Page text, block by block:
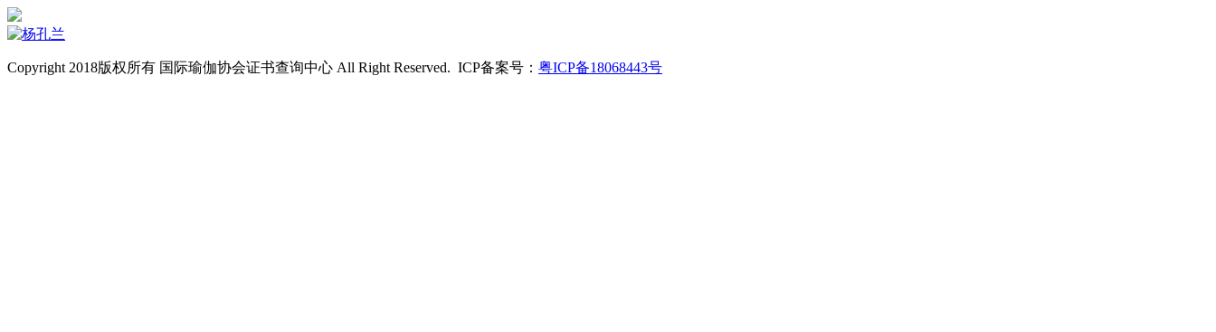
Copyright 2018版权所有 国际瑜伽协会证书查询中心 All Right Reserved. ICP备案号： 粤ICP备18068443号